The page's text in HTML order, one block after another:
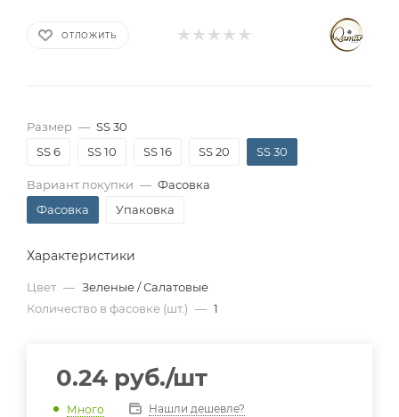
ОТЛОЖИТЬ
Размер — SS 30
SS 6
SS 10 SS 16 SS 20 SS 30
Вариант покупки — Фасовка
Фасовка
Упаковка
Характеристики
Цвет — Зеленые / Салатовые
Количество в фасовке (шт.) — 1
0.24 руб./шт
Много Нашли дешевле?